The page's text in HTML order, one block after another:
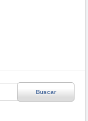
Buscar